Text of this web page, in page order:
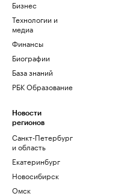
Бизнес
Технологии и
медиа
Финансы
Биографии
База знаний
РБК Образование
Новости
регионов
Санкт-Петербург
и область
Екатеринбург
Новосибирск
Омск